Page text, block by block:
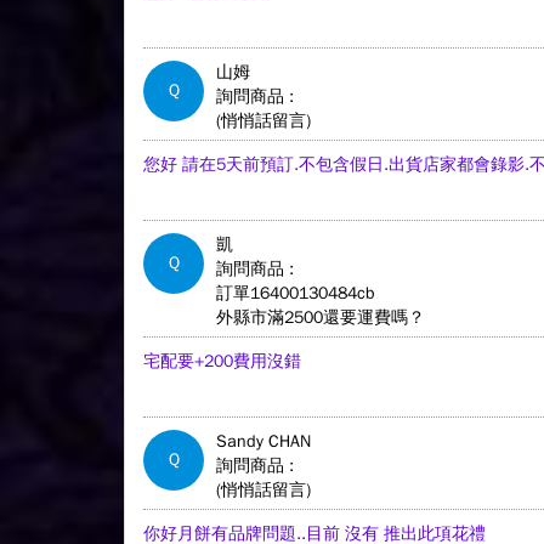
Q
山姆
詢問商品 :
(悄悄話留言)
您好 請在5天前預訂.不包含假日.出貨店家都會錄影.
Q
凱
詢問商品 :
訂單16400130484cb
外縣市滿2500還要運費嗎？
宅配要+200費用沒錯
Q
Sandy CHAN
詢問商品 :
(悄悄話留言)
你好月餅有品牌問題..目前 沒有 推出此項花禮